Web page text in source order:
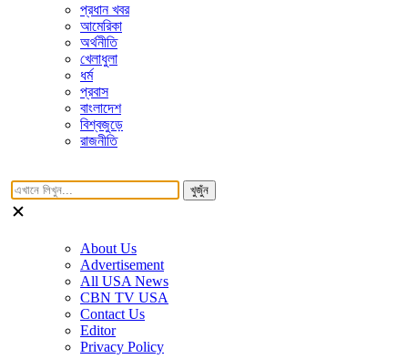
প্রধান খবর
আমেরিকা
অর্থনীতি
খেলাধুলা
ধর্ম
প্রবাস
বাংলাদেশ
বিশ্বজুড়ে
রাজনীতি
খুজুঁন
About Us
Advertisement
All USA News
CBN TV USA
Contact Us
Editor
Privacy Policy